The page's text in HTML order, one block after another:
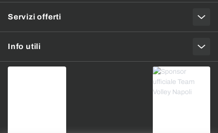
Servizi offerti
Info utili